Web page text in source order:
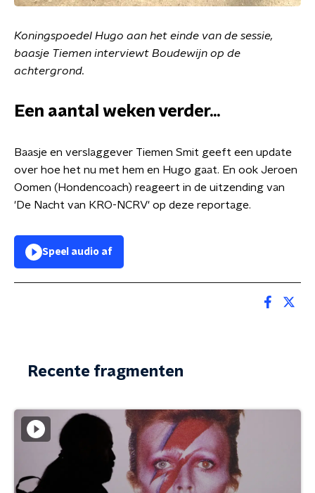
Koningspoedel Hugo aan het einde van de sessie,
baasje Tiemen interviewt Boudewijn op de
achtergrond.
Een aantal weken verder...
Baasje en verslaggever Tiemen Smit geeft een update
over hoe het nu met hem en Hugo gaat. En ook Jeroen
Oomen (Hondencoach) reageert in de uitzending van
'De Nacht van KRO-NCRV' op deze reportage.
Speel audio af
Recente fragmenten